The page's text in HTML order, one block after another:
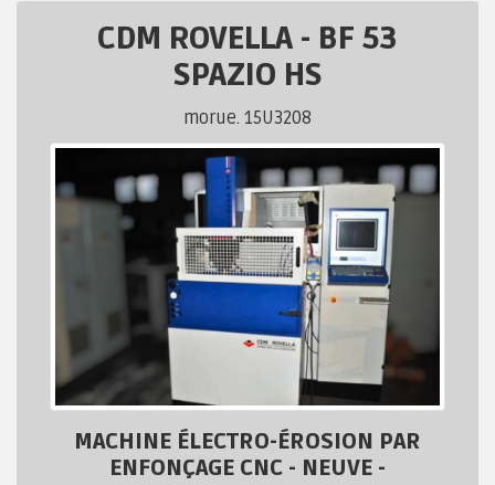
CDM ROVELLA - BF 53
SPAZIO HS
morue. 15U3208
MACHINE ÉLECTRO-ÉROSION PAR
ENFONÇAGE CNC - NEUVE -